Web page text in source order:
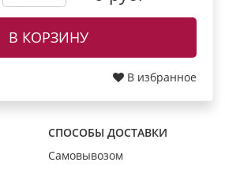
В КОРЗИНУ
В избранное
СПОСОБЫ ДОСТАВКИ
Самовывозом